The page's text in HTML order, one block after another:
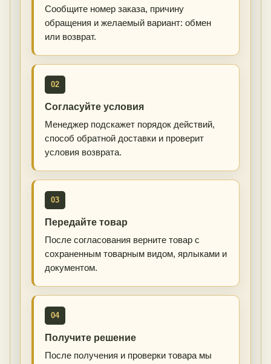
Сообщите номер заказа, причину
обращения и желаемый вариант: обмен
или возврат.
02
Согласуйте условия
Менеджер подскажет порядок действий,
способ обратной доставки и проверит
условия возврата.
03
Передайте товар
После согласования верните товар с
сохраненным товарным видом, ярлыками и
документом.
04
Получите решение
После получения и проверки товара мы